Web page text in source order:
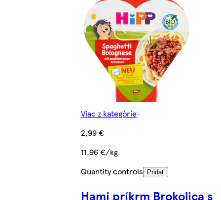
Viac z kategórie
2,99 €
11,96 €/kg
Quantity controls
Pridať
Hami príkrm Brokolica s